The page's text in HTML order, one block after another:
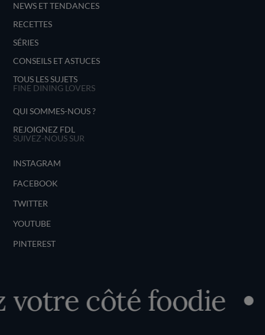
NEWS ET TENDANCES
RECETTES
SÉRIES
CONSEILS ET ASTUCES
TOUS LES SUJETS
FINE DINING LOVERS
QUI SOMMES-NOUS ?
REJOIGNEZ FDL
SUIVEZ-NOUS SUR
INSTAGRAM
FACEBOOK
TWITTER
YOUTUBE
PINTEREST
côté foodie